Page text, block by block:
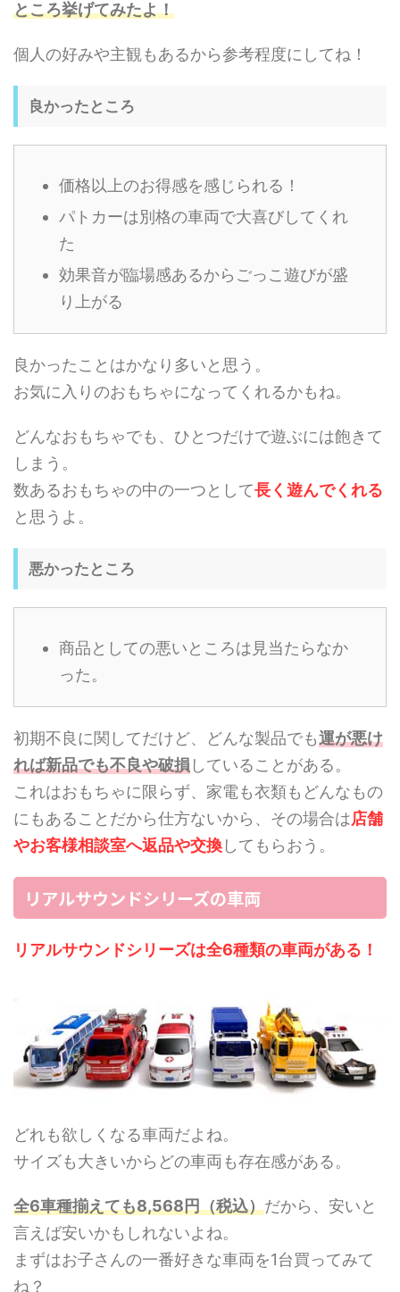
ところ挙げてみたよ！
個人の好みや主観もあるから参考程度にしてね！
良かったところ
価格以上のお得感を感じられる！
パトカーは別格の車両で大喜びしてくれ
た
効果音が臨場感あるからごっこ遊びが盛
り上がる
良かったことはかなり多いと思う。
お気に入りのおもちゃになってくれるかもね。
どんなおもちゃでも、ひとつだけで遊ぶには飽きて
しまう。
数あるおもちゃの中の一つとして長く遊んでくれる
と思うよ。
悪かったところ
商品としての悪いところは見当たらなか
った。
初期不良に関してだけど、どんな製品でも運が悪け
れば新品でも不良や破損していることがある。
これはおもちゃに限らず、家電も衣類もどんなもの
にもあることだから仕方ないから、その場合は店舗
やお客様相談室へ返品や交換してもらおう。
リアルサウンドシリーズの車両
リアルサウンドシリーズは全6種類の車両がある！
どれも欲しくなる車両だよね。
サイズも大きいからどの車両も存在感がある。
全6車種揃えても8,568円（税込）だから、安いと
言えば安いかもしれないよね。
まずはお子さんの一番好きな車両を1台買ってみて
ね？